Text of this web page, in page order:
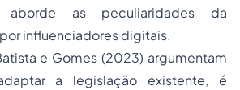
aborde as peculiaridades da
influenciadores digitais.
e Gomes (2023) argumentam
a legislação existente, é